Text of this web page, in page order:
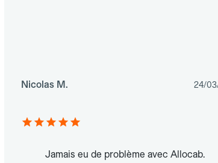
Nicolas M. 24/
Jamais eu de problème avec Allocab.